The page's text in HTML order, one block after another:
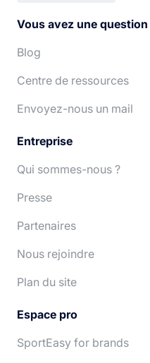
Deutsch
Vous avez une question
Blog
Centre de ressources
Envoyez-nous un mail
Entreprise
Qui sommes-nous ?
Presse
Partenaires
Nous rejoindre
Plan du site
Espace pro
SportEasy for brands